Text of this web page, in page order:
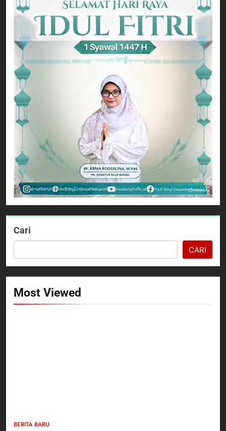
Cari
CARI
Most Viewed
BERITA BARU